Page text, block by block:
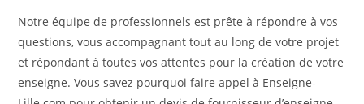
Notre équipe de professionnels est prête à répondre à vos
questions, vous accompagnant tout au long de votre projet
et répondant à toutes vos attentes pour la création de votre
enseigne. Vous savez pourquoi faire appel à Enseigne-